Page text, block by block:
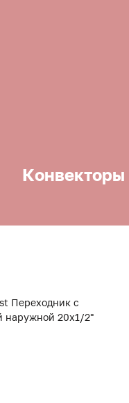
Конвекторы